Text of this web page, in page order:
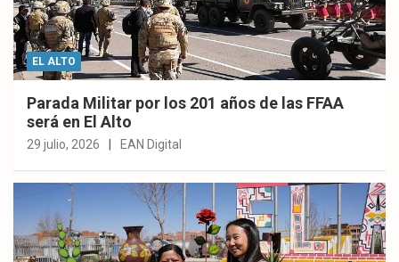
EL ALTO
Parada Militar por los 201 años de las FFAA
será en El Alto
29 julio, 2026 EAN Digital